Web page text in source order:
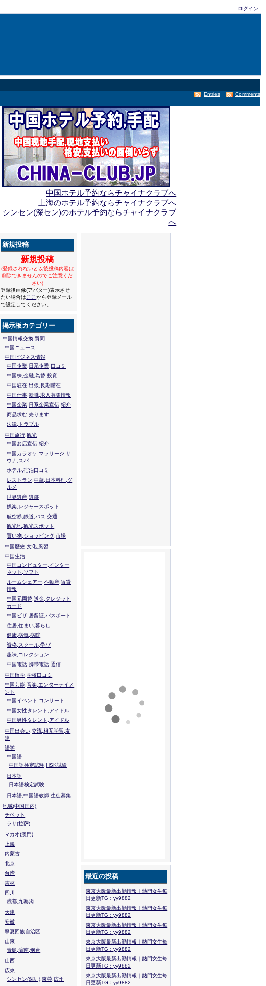
ログイン
Comments
Entries
中国ホテル予約ならチャイナクラブへ
上海のホテル予約ならチャイナクラブへ
シンセン(深セン)のホテル予約ならチャイナクラブ
へ
新規投稿
新規投稿
(登録されないと以後投稿内容は
削除できませんのでご注意くだ
さい)
登録後画像(アバター)表示させ
たい場合は ここから登録メール
で設定してください。
掲示板カテゴリー
中国情報交換,質問
中国ニュース
中国ビジネス情報
中国企業,日系企業,口コミ
中国株,金融,為替,投資
中国駐在,出張,長期滞在
中国仕事,転職,求人募集情報
中国企業,日系企業宣伝,紹介
商品求む,売ります
法律,トラブル
中国旅行,観光
中国お店宣伝,紹介
中国カラオケ,マッサージ,サ
ウナ,スパ
ホテル,宿泊口コミ
レストラン,中華,日本料理,グ
ルメ
世界遺産,遺跡
娯楽,レジャースポット
航空券,鉄道,バス,交通
観光地,観光スポット
買い物,ショッピング,市場
中国歴史,文化,風習
中国生活
中国コンピュター,インター
ネット,ソフト
ルームシェアー,不動産,賃貸
情報
中国元両替,送金,クレジット
カード
中国ビザ,居留証,パスポート
住居,住まい,暮らし
健康,病気,病院
資格,スクール,学び
趣味,コレクション
中国電話,携帯電話,通信
中国留学,学校口コミ
中国芸能,音楽,エンターテイメ
ント
中国イベント,コンサート
中国女性タレント,アイドル
中国男性タレント,アイドル
中国出会い,交流,相互学習,友
達
語学
中国語
中国語検定試験,HSK試験
日本語
日本語検定試験
日本語,中国語教師,生徒募集
地域(中国国内)
チベット
ラサ(拉萨)
マカオ(澳門)
上海
内蒙古
北京
台湾
吉林
四川
成都,九寨沟
天津
安徽
寧夏回族自治区
山東
青島,済南,烟台
山西
広東
シンセン(深圳),東莞,広州
最近の投稿
東京大阪最新出勤情報｜熱門女生每
日更新TG：yy9882
東京大阪最新出勤情報｜熱門女生每
日更新TG：yy9882
東京大阪最新出勤情報｜熱門女生每
日更新TG：yy9882
東京大阪最新出勤情報｜熱門女生每
日更新TG：yy9882
東京大阪最新出勤情報｜熱門女生每
日更新TG：yy9882
東京大阪最新出勤情報｜熱門女生每
日更新TG：yy9882